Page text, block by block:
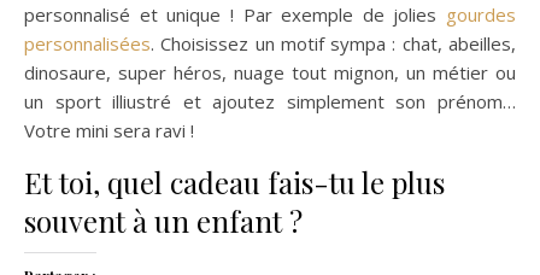
personnalisé et unique ! Par exemple de jolies gourdes
personnalisées. Choisissez un motif sympa : chat, abeilles,
dinosaure, super héros, nuage tout mignon, un métier ou
un sport illiustré et ajoutez simplement son prénom…
Votre mini sera ravi !
Et toi, quel cadeau fais-tu le plus
souvent à un enfant ?